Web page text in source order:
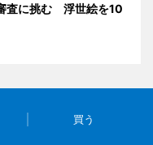
査に挑む 浮世絵を10
買う